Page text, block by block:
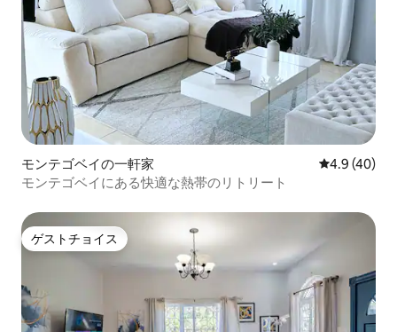
モンテゴベイの一軒家 レビュー40
4.9 (40)
モンテゴベイにある快適な熱帯のリトリート
ゲストチョイス
ゲストチョイス